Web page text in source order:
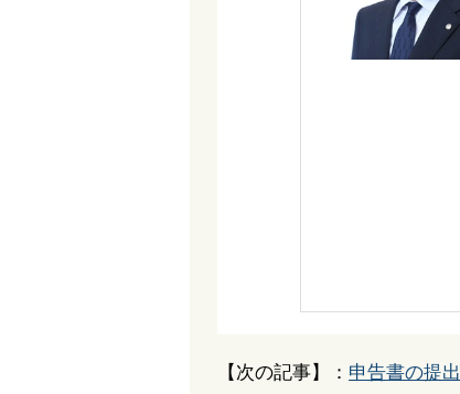
【次の記事】： 申告書の提